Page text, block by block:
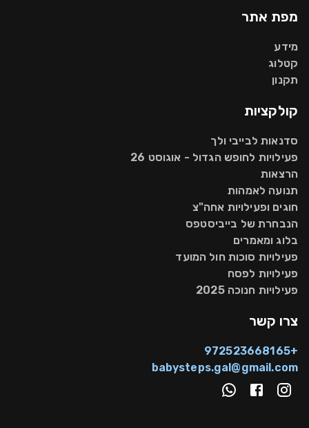
מפת אתר
מידע
קטלוג
תקנון
קולקציות
סדנאות לבייבי ולך
פעילויות לחופש הגדול - אוגוסט 26
הרצאות
תנועה לאמהות
חוגים ופעילויות אחה"צ
הנבחרת של בייביסטפס
בלוג ומאמרים
פעילויות סוכות חול המועד
פעילויות לפסח
פעילויות חנוכה 2025
צרו קשר
+972523668165
babysteps.gal@gmail.com